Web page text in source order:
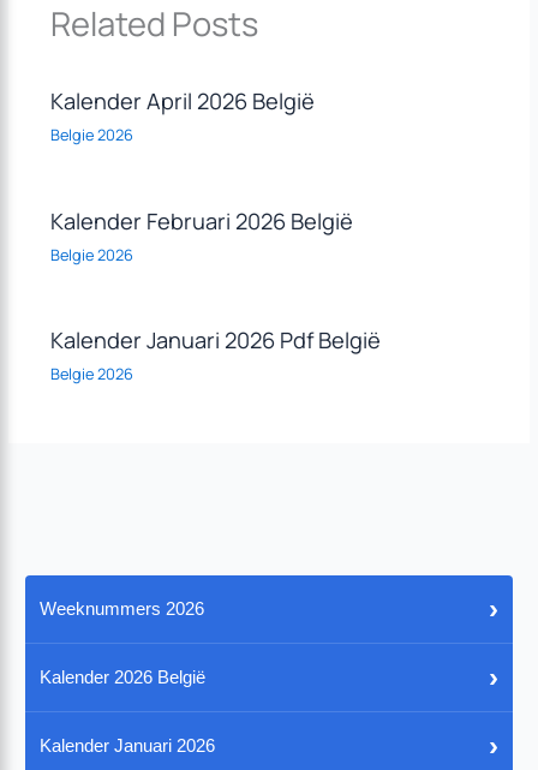
Related Posts
Kalender April 2026 België
Belgie 2026
Kalender Februari 2026 België
Belgie 2026
Kalender Januari 2026 Pdf België
Belgie 2026
Weeknummers 2026 ›
Kalender 2026 België ›
Kalender Januari 2026 ›